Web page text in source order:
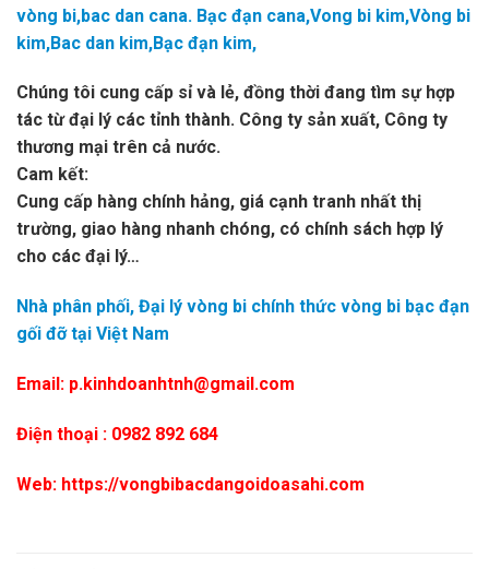
vòng bi,bac dan cana. Bạc đạn cana,Vong bi kim,Vòng bi
kim,Bac dan kim,Bạc đạn kim,
Chúng tôi cung cấp sỉ và lẻ, đồng thời đang tìm sự hợp
tác từ đại lý các tỉnh thành. Công ty sản xuất, Công ty
thương mại trên cả nước.
Cam kết:
Cung cấp hàng chính hảng, giá cạnh tranh nhất thị
trường, giao hàng nhanh chóng, có chính sách hợp lý
cho các đại lý…
Nhà phân phối, Đại lý vòng bi chính thức vòng bi bạc đạn
gối đỡ tại Việt Nam
Email: p.kinhdoanhtnh@gmail.com
Điện thoại : 0982 892 684
Web: https://vongbibacdangoidoasahi.com